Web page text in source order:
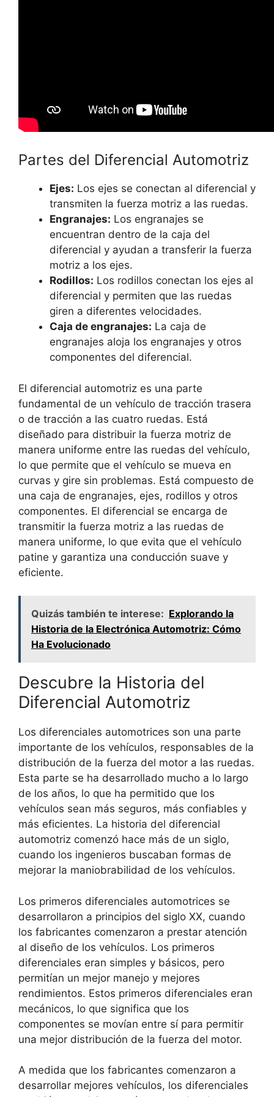
Partes del Diferencial Automotriz
Ejes: Los ejes se conectan al diferencial y
transmiten la fuerza motriz a las ruedas.
Engranajes: Los engranajes se
encuentran dentro de la caja del
diferencial y ayudan a transferir la fuerza
motriz a los ejes.
Rodillos: Los rodillos conectan los ejes al
diferencial y permiten que las ruedas
giren a diferentes velocidades.
Caja de engranajes: La caja de
engranajes aloja los engranajes y otros
componentes del diferencial.
El diferencial automotriz es una parte
fundamental de un vehículo de tracción trasera
o de tracción a las cuatro ruedas. Está
diseñado para distribuir la fuerza motriz de
manera uniforme entre las ruedas del vehículo,
lo que permite que el vehículo se mueva en
curvas y gire sin problemas. Está compuesto de
una caja de engranajes, ejes, rodillos y otros
componentes. El diferencial se encarga de
transmitir la fuerza motriz a las ruedas de
manera uniforme, lo que evita que el vehículo
patine y garantiza una conducción suave y
eficiente.
Quizás también te interese: Explorando la
Historia de la Electrónica Automotriz: Cómo
Ha Evolucionado
Descubre la Historia del
Diferencial Automotriz
Los diferenciales automotrices son una parte
importante de los vehículos, responsables de la
distribución de la fuerza del motor a las ruedas.
Esta parte se ha desarrollado mucho a lo largo
de los años, lo que ha permitido que los
vehículos sean más seguros, más confiables y
más eficientes. La historia del diferencial
automotriz comenzó hace más de un siglo,
cuando los ingenieros buscaban formas de
mejorar la maniobrabilidad de los vehículos.
Los primeros diferenciales automotrices se
desarrollaron a principios del siglo XX, cuando
los fabricantes comenzaron a prestar atención
al diseño de los vehículos. Los primeros
diferenciales eran simples y básicos, pero
permitían un mejor manejo y mejores
rendimientos. Estos primeros diferenciales eran
mecánicos, lo que significa que los
componentes se movían entre sí para permitir
una mejor distribución de la fuerza del motor.
A medida que los fabricantes comenzaron a
desarrollar mejores vehículos, los diferenciales